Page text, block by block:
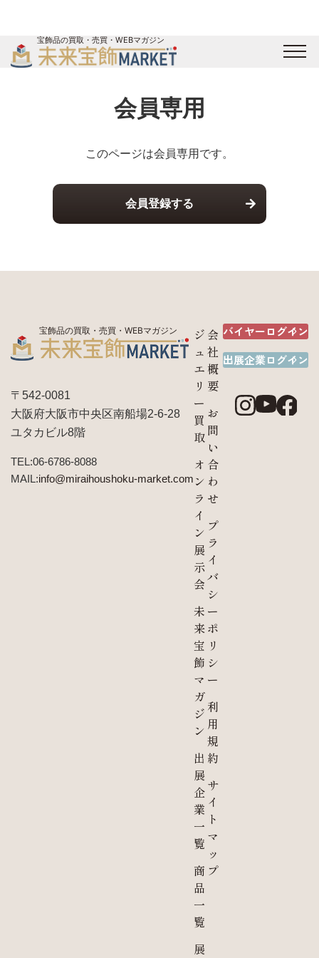
宝飾品の買取・売買・WEBマガジン
未来宝飾マガジン会員専用
このページは会員専用です。
会員登録する
宝飾品の買取・売買・WEBマガジン
〒542-0081
大阪府大阪市中央区南船場2-6-28
ユタカビル8階
TEL:06-6786-8088
MAIL:info@miraihoushoku-market.com
ジ
ュ
エ
リ
ー
買
取
オ
ン
ラ
イ
ン
展
示
会
未
来
宝
飾
マ
ガ
ジ
ン
出
展
企
業
一
覧
商
品
一
覧
展
会
社
概
要
お
問
い
合
わ
せ
プ
ラ
イ
バ
シ
ー
ポ
リ
シ
ー
利
用
規
約
サ
イ
ト
マ
ッ
プ
バイヤーログイン
出展企業ログイン